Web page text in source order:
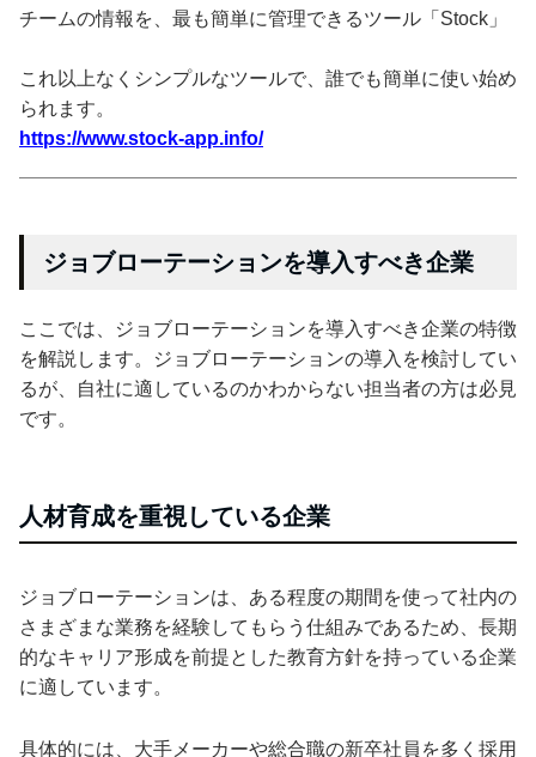
チームの情報を、最も簡単に管理できるツール「Stock」
これ以上なくシンプルなツールで、誰でも簡単に使い始め
られます。
https://www.stock-app.info/
ジョブローテーションを導入すべき企業
ここでは、ジョブローテーションを導入すべき企業の特徴
を解説します。ジョブローテーションの導入を検討してい
るが、自社に適しているのかわからない担当者の方は必見
です。
人材育成を重視している企業
ジョブローテーションは、ある程度の期間を使って社内の
さまざまな業務を経験してもらう仕組みであるため、長期
的なキャリア形成を前提とした教育方針を持っている企業
に適しています。
具体的には、大手メーカーや総合職の新卒社員を多く採用